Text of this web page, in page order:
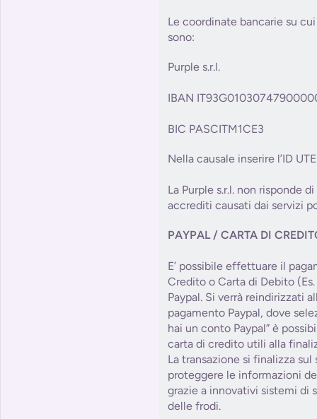
Le coordinate bancarie su
sono:
Purple s.r.l.
IBAN
BIC PASCITM1CE3
Nella causale inserire l’ID
La Purple s.r.l. non risponde
accrediti causati dai servizi
PAYPAL / CARTA DI
E’ possibile effettuare il
Credito o Carta di Debito
Paypal. Si verrà reindirizzati
pagamento Paypal, dove
hai un conto Paypal” è
carta di credito utili alla
La transazione si finalizza
proteggere le informazioni
grazie a innovativi sistemi di
delle frodi.